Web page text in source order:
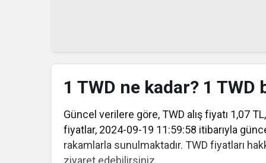
1 TWD ne kadar? 1 TWD
Güncel verilere göre, TWD alış fiyatı 1,07
fiyatlar, 2024-09-19 11:59:58 itibarıyla
rakamlarla sunulmaktadır. TWD fiyatları
ziyaret edebilirsiniz.